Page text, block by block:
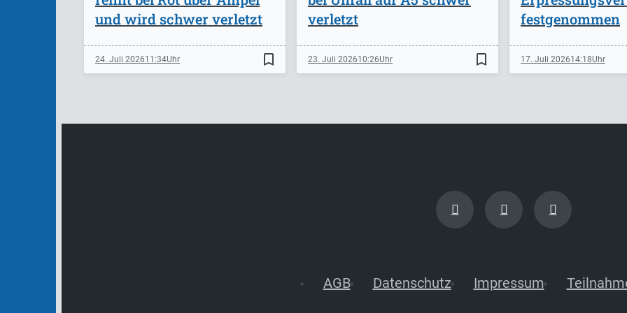
und wird schwer verletzt
24. Juli 202611:34 bookmark_border
verletzt
23. Juli 202610:26 bookmark_border
festgenommen
17. Juli 202614:18
AGB Datenschutz Impressum